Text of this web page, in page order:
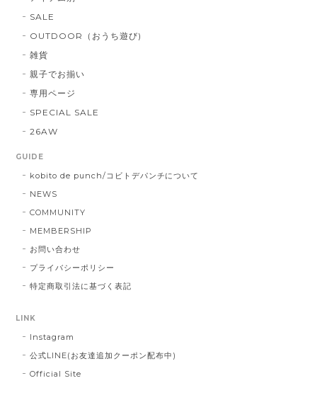
SALE
OUTDOOR（おうち遊び)
雑貨
親子でお揃い
専用ページ
SPECIAL SALE
26AW
GUIDE
kobito de punch/コビトデパンチについて
NEWS
COMMUNITY
MEMBERSHIP
お問い合わせ
プライバシーポリシー
特定商取引法に基づく表記
LINK
Instagram
公式LINE(お友達追加クーポン配布中)
Official Site